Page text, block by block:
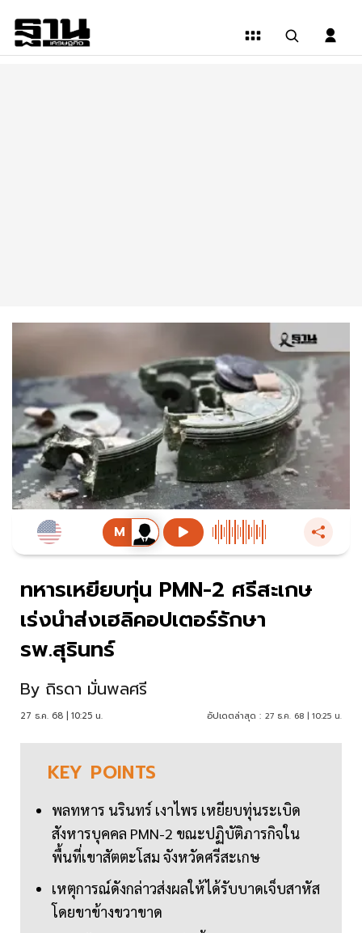
ทหารเหยียบทุ่น PMN-2 ศรีสะเกษ
เร่งนำส่งเฮลิคอปเตอร์รักษา
รพ.สุรินทร์
By ถิรดา มั่นพลศรี
27 ธ.ค. 68 | 10:25 น. อัปเดตล่าสุด : 27 ธ.ค. 68 | 10:25 น.
KEY POINTS
พลทหาร นรินทร์ เงาไพร เหยียบทุ่นระเบิด
สังหารบุคคล PMN-2 ขณะปฏิบัติภารกิจใน
พื้นที่เขาสัตตะโสม จังหวัดศรีสะเกษ
เหตุการณ์ดังกล่าวส่งผลให้ได้รับบาดเจ็บสาหัส
โดยขาข้างขวาขาด